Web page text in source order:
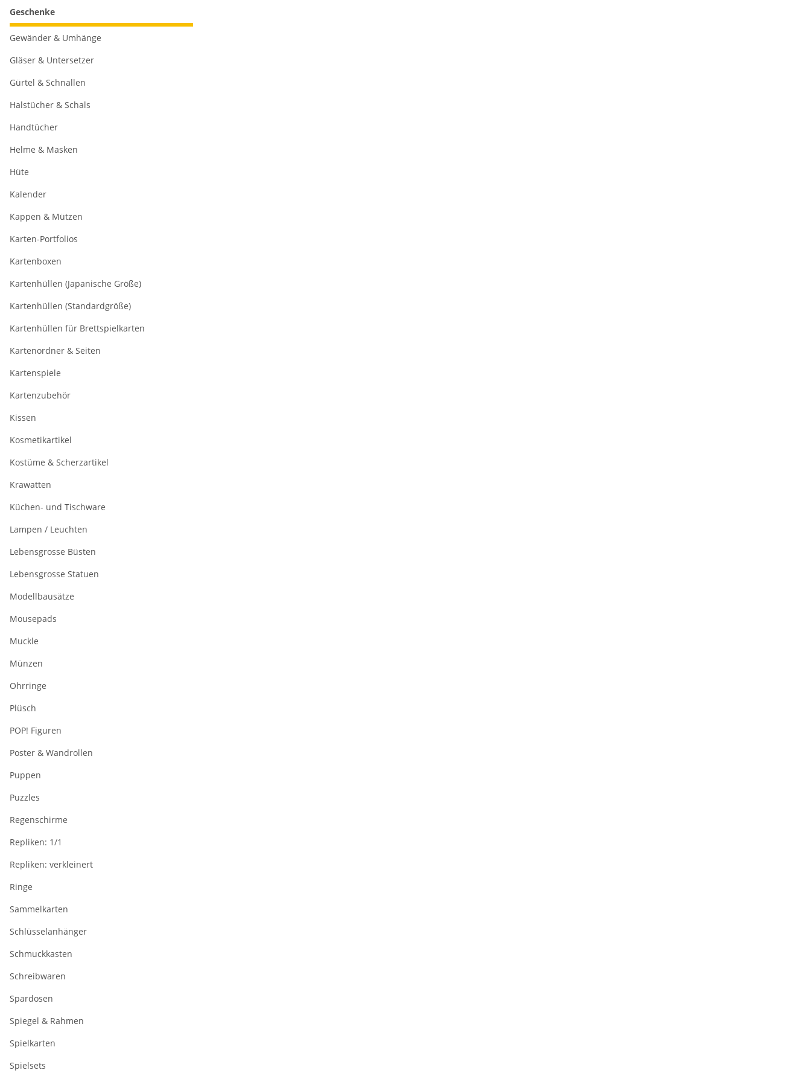
Geschenke
Gewänder & Umhänge
Gläser & Untersetzer
Gürtel & Schnallen
Halstücher & Schals
Handtücher
Helme & Masken
Hüte
Kalender
Kappen & Mützen
Karten-Portfolios
Kartenboxen
Kartenhüllen (Japanische Größe)
Kartenhüllen (Standardgröße)
Kartenhüllen für Brettspielkarten
Kartenordner & Seiten
Kartenspiele
Kartenzubehör
Kissen
Kosmetikartikel
Kostüme & Scherzartikel
Krawatten
Küchen- und Tischware
Lampen / Leuchten
Lebensgrosse Büsten
Lebensgrosse Statuen
Modellbausätze
Mousepads
Muckle
Münzen
Ohrringe
Plüsch
POP! Figuren
Poster & Wandrollen
Puppen
Puzzles
Regenschirme
Repliken: 1/1
Repliken: verkleinert
Ringe
Sammelkarten
Schlüsselanhänger
Schmuckkasten
Schreibwaren
Spardosen
Spiegel & Rahmen
Spielkarten
Spielsets